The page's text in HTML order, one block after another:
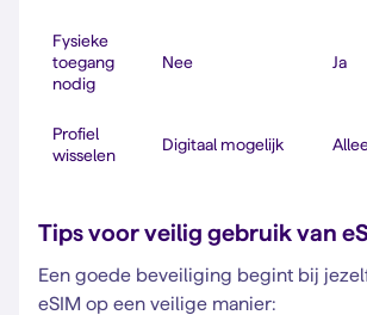
Fysieke
toegang
nodig
Nee Ja
Profiel
wisselen
Digitaal mogelijk
Tips voor veilig gebruik van
Een goede beveiliging begint bij
eSIM op een veilige manier: